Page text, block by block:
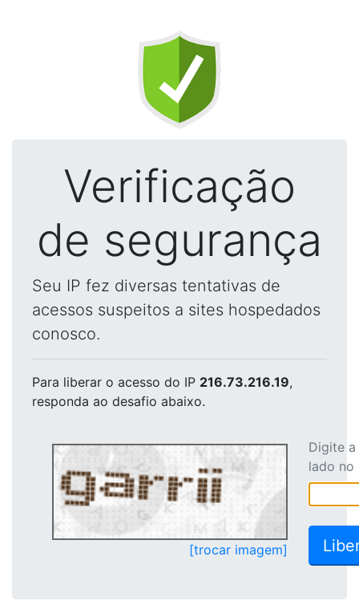
Verificação
de segurança
Seu IP fez diversas tentativas de
acessos suspeitos a sites hospedados
conosco.
Para liberar o acesso do IP 216.73.216.19,
responda ao desafio abaixo.
[trocar imagem]
Digite
lado no